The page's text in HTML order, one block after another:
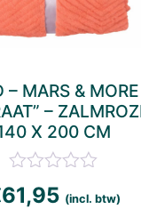
– MARS &
–
X 200 CM
61,95 (incl. btw)